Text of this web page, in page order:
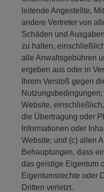
leitende Angestellte,
andere Vertreter von
Schäden und
zu halten,
alle Anwaltsgebühren
ergeben aus oder in
Ihrem Verstoß gegen
Website,
die Übertragung oder
Informationen oder
Website; und (c) allen
Behauptungen, dass
das geistige Eigentum
Eigentumsrechte oder
Dritten verletzt.